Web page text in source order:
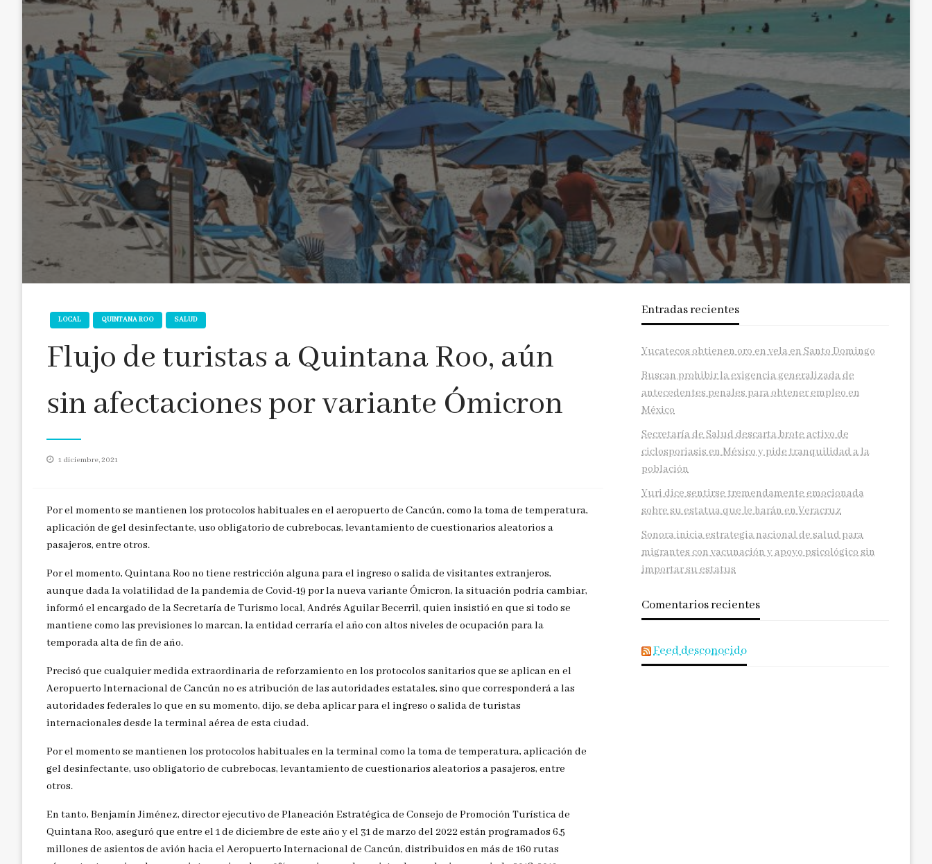
LOCAL QUINTANA ROO SALUD
Flujo de turistas a Quintana Roo, aún
sin afectaciones por variante Ómicron
Publicado
1 diciembre, 2021
Por el momento se mantienen los protocolos habituales en el aeropuerto de Cancún, como la toma de temperatura,
aplicación de gel desinfectante, uso obligatorio de cubrebocas, levantamiento de cuestionarios aleatorios a
pasajeros, entre otros.
Por el momento, Quintana Roo no tiene restricción alguna para el ingreso o salida de visitantes extranjeros,
aunque dada la volatilidad de la pandemia de Covid-19 por la nueva variante Ómicron, la situación podría cambiar,
informó el encargado de la Secretaría de Turismo local, Andrés Aguilar Becerril, quien insistió en que si todo se
mantiene como las previsiones lo marcan, la entidad cerraría el año con altos niveles de ocupación para la
temporada alta de fin de año.
Precisó que cualquier medida extraordinaria de reforzamiento en los protocolos sanitarios que se aplican en el
Aeropuerto Internacional de Cancún no es atribución de las autoridades estatales, sino que corresponderá a las
autoridades federales lo que en su momento, dijo, se deba aplicar para el ingreso o salida de turistas
internacionales desde la terminal aérea de esta ciudad.
Por el momento se mantienen los protocolos habituales en la terminal como la toma de temperatura, aplicación de
gel desinfectante, uso obligatorio de cubrebocas, levantamiento de cuestionarios aleatorios a pasajeros, entre
otros.
En tanto, Benjamín Jiménez, director ejecutivo de Planeación Estratégica de Consejo de Promoción Turística de
Quintana Roo, aseguró que entre el 1 de diciembre de este año y el 31 de marzo del 2022 están programados 6.5
millones de asientos de avión hacia el Aeropuerto Internacional de Cancún, distribuidos en más de 160 rutas
Entradas recientes
Yucatecos obtienen oro en vela en Santo Domingo
Buscan prohibir la exigencia generalizada de
antecedentes penales para obtener empleo en
México
Secretaría de Salud descarta brote activo de
ciclosporiasis en México y pide tranquilidad a la
población
Yuri dice sentirse tremendamente emocionada
sobre su estatua que le harán en Veracruz
Sonora inicia estrategia nacional de salud para
migrantes con vacunación y apoyo psicológico sin
importar su estatus
Comentarios recientes
Feed desconocido